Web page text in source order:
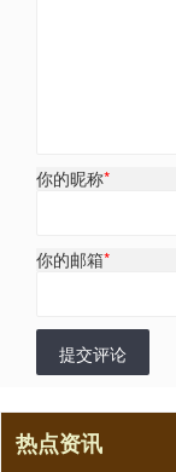
你的昵称*
你的邮箱*
提交评论
热点资讯